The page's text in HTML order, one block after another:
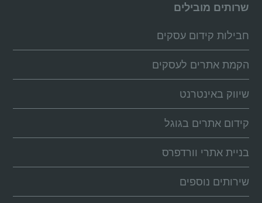
שרותים מובילים
חבילות קידום עסקים
הקמת אתרים לעסקים
שיווק באינטרנט
קידום אתרים בגוגל
בניית אתרי וורדפרס
שירותים נוספים